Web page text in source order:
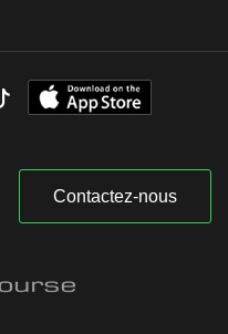
Contactez-nous